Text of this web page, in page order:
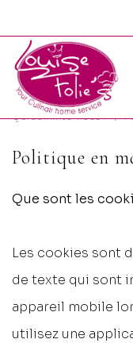
Qui sommes-nous ?
Politique en
Que sont les
Les cookies sont
de texte qui sont
appareil mobile
utilisez une